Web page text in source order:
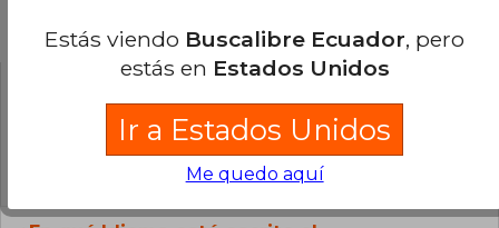
Preguntas frecuentes sobre el libro
¿El libro es original?
Todos los libros de nuestro
catálogo son Originales.
Estás viendo Buscalibre Ecuador, pero
estás en Estados Unidos
Ir a Estados Unidos
Me quedo aquí